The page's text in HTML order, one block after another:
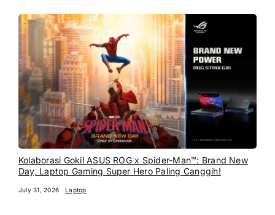
Kolaborasi Gokil ASUS ROG x Spider-Man™: Brand New
Day, Laptop Gaming Super Hero Paling Canggih!
July 31, 2026 Laptop